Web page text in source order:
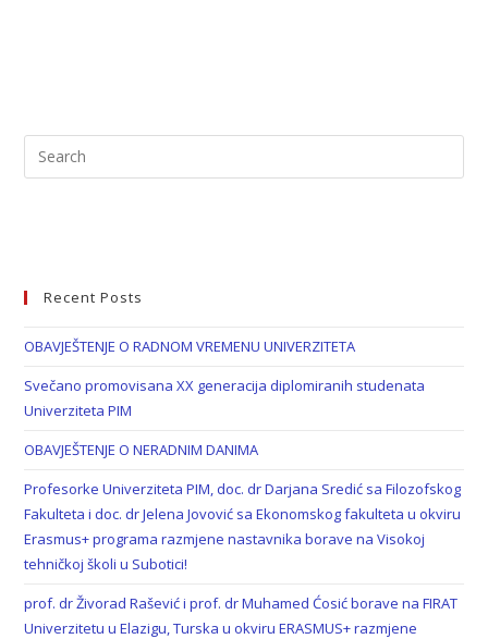
Recent Posts
OBAVJEŠTENJE O RADNOM VREMENU UNIVERZITETA
Svečano promovisana XX generacija diplomiranih studenata
Univerziteta PIM
OBAVJEŠTENJE O NERADNIM DANIMA
Profesorke Univerziteta PIM, doc. dr Darjana Sredić sa Filozofskog
Fakulteta i doc. dr Jelena Jovović sa Ekonomskog fakulteta u okviru
Erasmus+ programa razmjene nastavnika borave na Visokoj
tehničkoj školi u Subotici!
prof. dr Živorad Rašević i prof. dr Muhamed Ćosić borave na FIRAT
Univerzitetu u Elazigu, Turska u okviru ERASMUS+ razmjene